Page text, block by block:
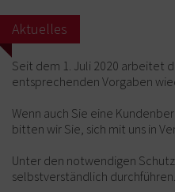
Aktuelles
Seit dem 1. Juli 2020 arbeitet
entsprechenden Vorgaben
Wenn auch Sie eine
bitten wir Sie, sich mit uns in
Unter den notwendigen
selbstverständlich durchführen.